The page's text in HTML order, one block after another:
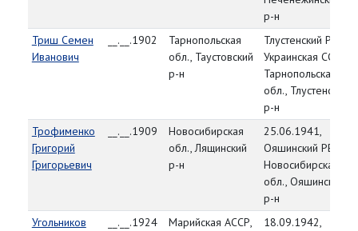
р-н
Триш Семен
Иванович
__.__.1902
Тарнопольская
обл., Таустовский
р-н
Тлустенский РВК,
Украинская ССР,
Тарнопольская
обл., Тлустенский
р-н
Трофименко
Григорий
Григорьевич
__.__.1909
Новосибирская
обл., Лящинский
р-н
25.06.1941,
Ояшинский РВК,
Новосибирская
обл., Ояшинский
р-н
Угольников
__.__.1924
Марийская АССР,
18.09.1942,